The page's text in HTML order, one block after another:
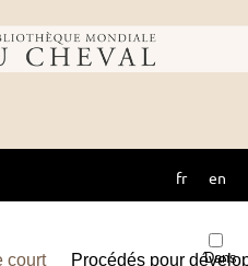
du
fr en
Dans
court
Procédés pour